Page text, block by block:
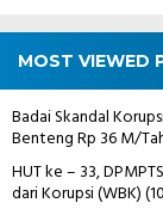
MOST VIEWED
Badai Skandal
Benteng Rp 36 M/
HUT ke – 33,
dari Korupsi (WBK)